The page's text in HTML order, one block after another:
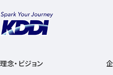
理念・ビジョン